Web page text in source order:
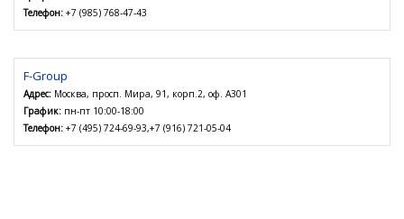
Телефон: +7 (985) 768-47-43
F-Group
Адрес: Москва, просп. Мира, 91, корп.2, оф. А301
График: пн-пт 10:00-18:00
Телефон: +7 (495) 724-69-93,+7 (916) 721-05-04